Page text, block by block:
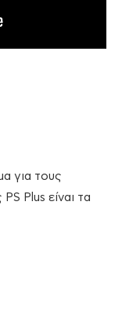
για τους
Plus είναι τα